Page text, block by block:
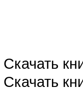
Скачать
Скачать